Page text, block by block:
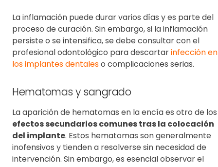
La inflamación puede durar varios días y es parte del
proceso de curación. Sin embargo, si la inflamación
persiste o se intensifica, se debe consultar con el
profesional odontológico para descartarinfección en
los implantes dentaleso complicaciones serias.
Hematomas y sangrado
La aparición de hematomas en la encía es otro de los
efectos secundarios comunes tras la colocación
del implante. Estos hematomas son generalmente
inofensivos y tienden a resolverse sin necesidad de
intervención. Sin embargo, es esencial observar el